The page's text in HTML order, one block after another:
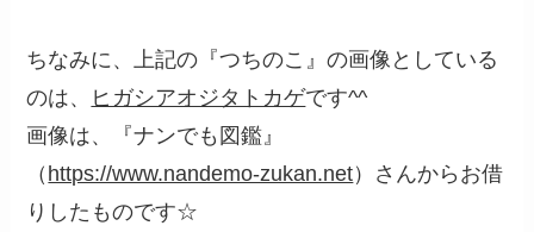
ちなみに、上記の『つちのこ』の画像としている
のは、
ヒガシアオジタトカゲです^^
画像は、『ナンでも図鑑』
（ https://www.nandemo-zukan.net）さんからお借
りしたものです☆